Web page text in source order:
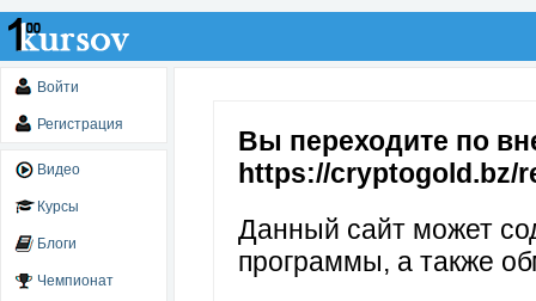
Войти
Регистрация
Видео
Курсы
Блоги
Чемпионат
Вы переходите по
https://cryptogold.bz/
Данный сайт может
программы, а также